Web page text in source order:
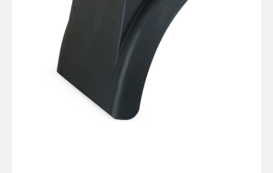
Оптика и светотехника
Брызговики
Запчасти кузова и зеркала
Малый коммерческий транспорт
Маркировочные знаки и светоотражатели
Пневматические соединения